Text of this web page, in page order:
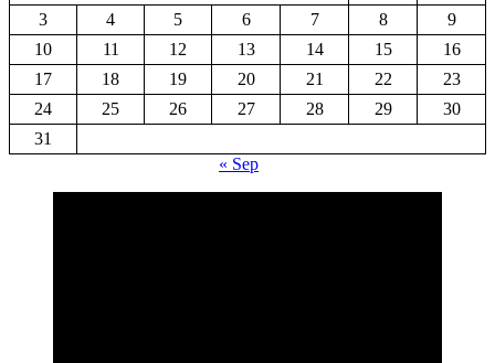
3
4 5 6 7 8
9
10
11 12 13 14 15
16
17
18 19 20 21 22
23
24
25 26 27 28 29
30
31
« Sep